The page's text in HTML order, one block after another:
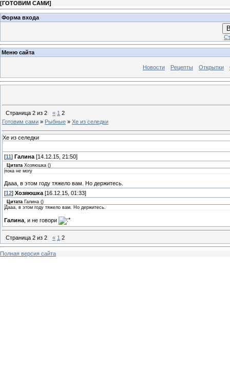
[ГОТОВИМ САМИ]
Форма входа
Меню сайта
Новости Рецепты Открытки
Страница 2 из 2 « 1 2
Готовим сами » Рыбные » Хе из селедки
Хе из селедки
[11 ] Галина [14.12.15, 21:50]
Цитата Хозяюшка ()
пока не могу
Дааа, в этом году тяжело вам. Но держитесь.
[12] Хозяюшка [16.12.15, 01:33]
Цитата Галина ()
Дааа, в этом году тяжело вам. Но держитесь.
Галина , и не говори
Страница 2 из 2 « 1 2
Полная версия сайта